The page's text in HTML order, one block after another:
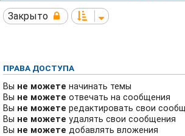
Закрыто
ПРАВА ДОСТУПА
Вы не можете начинать темы
Вы не можете отвечать на сообщения
Вы не можете редактировать свои
Вы не можете удалять свои сообщения
Вы не можете добавлять вложения